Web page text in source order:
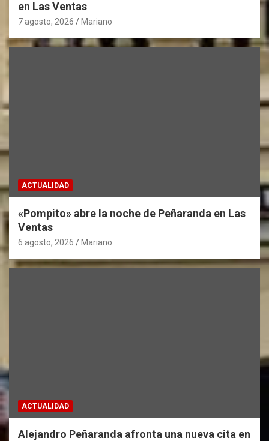
en Las Ventas
7 agosto, 2026 Mariano
ACTUALIDAD
«Pompito» abre la noche de Peñaranda en Las
Ventas
6 agosto, 2026 Mariano
ACTUALIDAD
Alejandro Peñaranda afronta una nueva cita en